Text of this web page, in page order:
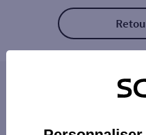
Les distributeurs/